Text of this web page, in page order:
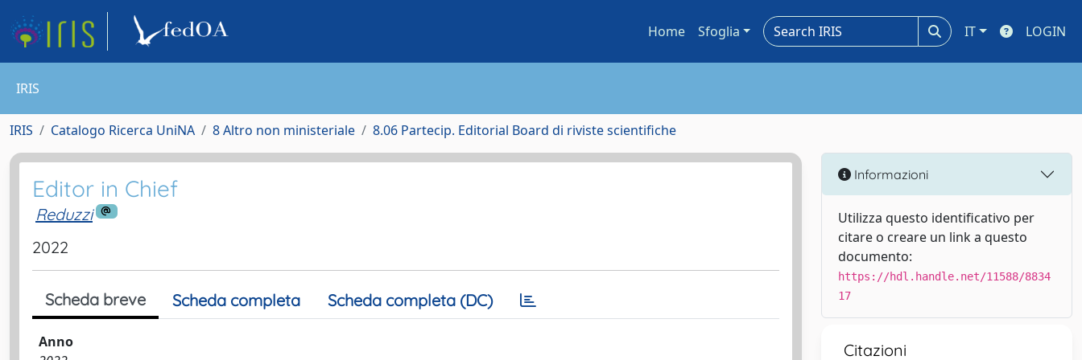
Home Sfoglia IT LOGIN
IRIS
IRIS Catalogo Ricerca UniNA 8 Altro non ministeriale 8.06 Partecip. Editorial Board di riviste scientifiche
Editor in Chief
Reduzzi
2022
Scheda breve Scheda completa Scheda completa (DC)
Anno
Informazioni
Utilizza questo identificativo per
citare o creare un link a questo
documento:
https://hdl.handle.net/11588/8834
17
Citazioni